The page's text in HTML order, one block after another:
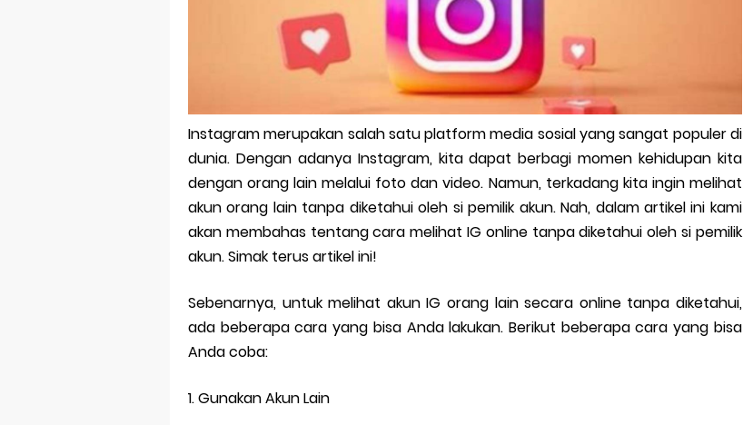
Pp Wa Couple Pasangan: Cara Terbaik Untuk Menjaga Hubungan
Cara Mengecek Windows Ori
Simpan Profil Ig Dengan Mudah
Aplikasi Togel Android: Solusi Praktis Untuk Pecinta Togel
Siap Video Call, tapi Download Aplikasinya Dulu, Abangku
Instagram merupakan salah satu platform media sosial yang sangat populer di
dunia. Dengan adanya Instagram, kita dapat berbagi momen kehidupan kita
dengan orang lain melalui foto dan video. Namun, terkadang kita ingin melihat
akun orang lain tanpa diketahui oleh si pemilik akun. Nah, dalam artikel ini kami
akan membahas tentang cara melihat IG online tanpa diketahui oleh si pemilik
akun. Simak terus artikel ini!
Sebenarnya, untuk melihat akun IG orang lain secara online tanpa diketahui,
ada beberapa cara yang bisa Anda lakukan. Berikut beberapa cara yang bisa
Anda coba:
1. Gunakan Akun Lain